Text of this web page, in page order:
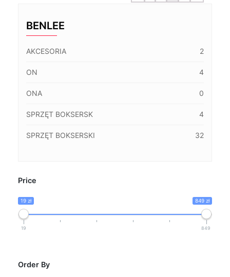
BENLEE
AKCESORIA 2
ON 4
ONA 0
SPRZĘT BOKSERSK 4
SPRZĘT BOKSERSKI 32
Price
19 zł 849 zł
19 849
Order By